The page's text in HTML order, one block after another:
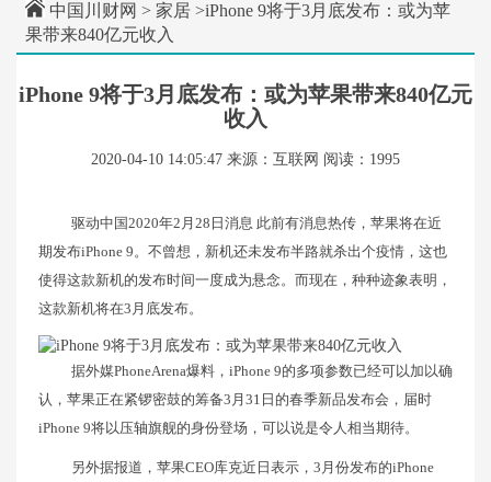
中国川财网 > 家居 >iPhone 9将于3月底发布：或为苹
果带来840亿元收入
iPhone 9将于3月底发布：或为苹果带来840亿元
收入
2020-04-10 14:05:47 来源：互联网 阅读：1995
驱动中国2020年2月28日消息 此前有消息热传，苹果将在近
期发布iPhone 9。不曾想，新机还未发布半路就杀出个疫情，这也
使得这款新机的发布时间一度成为悬念。而现在，种种迹象表明，
这款新机将在3月底发布。
据外媒PhoneArena爆料，iPhone 9的多项参数已经可以加以确
认，苹果正在紧锣密鼓的筹备3月31日的春季新品发布会，届时
iPhone 9将以压轴旗舰的身份登场，可以说是令人相当期待。
另外据报道，苹果CEO库克近日表示，3月份发布的iPhone